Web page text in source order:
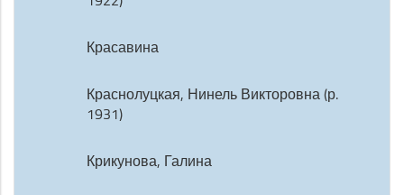
Красавина
Краснолуцкая, Нинель Викторовна (р.
1931)
Крикунова, Галина